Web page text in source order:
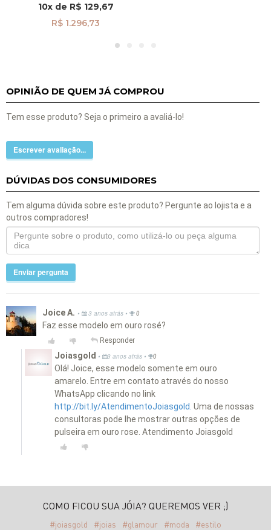
10xde R$ 129,67
R$ 1.296,73
OPINIÃO DE QUEM JÁ COMPROU
Tem esse produto? Seja o primeiro a avaliá-lo!
Escrever avaliação...
DÚVIDAS DOS CONSUMIDORES
Tem alguma dúvida sobre este produto? Pergunte ao lojista e a
outros compradores!
Enviar pergunta
Joice A. • 3 anos atrás • 0
Faz esse modelo em ouro rosé?
Responder
Joiasgold • 3 anos atrás • 0
Olá! Joice, esse modelo somente em ouro
amarelo. Entre em contato através do nosso
WhatsApp clicando no link
http://bit.ly/AtendimentoJoiasgold. Uma de nossas
consultoras pode lhe mostrar outras opções de
pulseira em ouro rose. Atendimento Joiasgold
COMO FICOU SUA JÓIA? QUEREMOS VER ;)
#joiasgold #joias #glamour #moda #estilo